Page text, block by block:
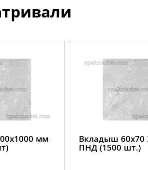
мм Вкладыш 60х70
ПНД (1500 шт.)